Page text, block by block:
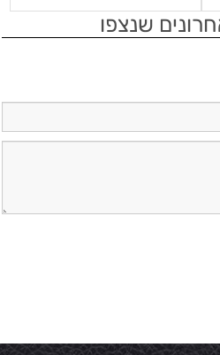
שנצפו